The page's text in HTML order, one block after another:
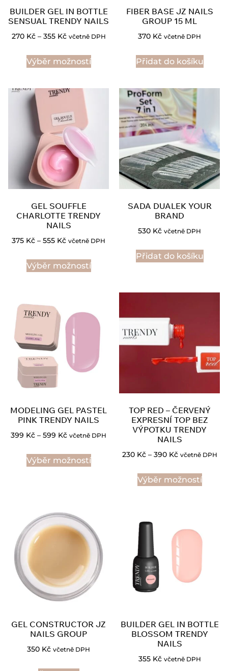
BUILDER GEL IN BOTTLE
SENSUAL TRENDY NAILS
270 Kč – 355 Kč včetně DPH
Výběr možností
FIBER BASE JZ NAILS
GROUP 15 ML
370 Kč včetně DPH
Přidat do košíku
GEL SOUFFLE
CHARLOTTE TRENDY
NAILS
375 Kč – 555 Kč včetně DPH
Výběr možností
SADA DUALEK YOUR
BRAND
530 Kč včetně DPH
Přidat do košíku
MODELING GEL PASTEL
PINK TRENDY NAILS
399 Kč – 599 Kč včetně DPH
Výběr možností
TOP RED – ČERVENÝ
EXPRESNÍ TOP BEZ
VÝPOTKU TRENDY
NAILS
230 Kč – 390 Kč včetně DPH
Výběr možností
GEL CONSTRUCTOR JZ
NAILS GROUP
350 Kč včetně DPH
BUILDER GEL IN BOTTLE
BLOSSOM TRENDY
NAILS
355 Kč včetně DPH